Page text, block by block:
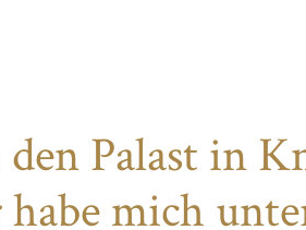
Palast in
habe mich